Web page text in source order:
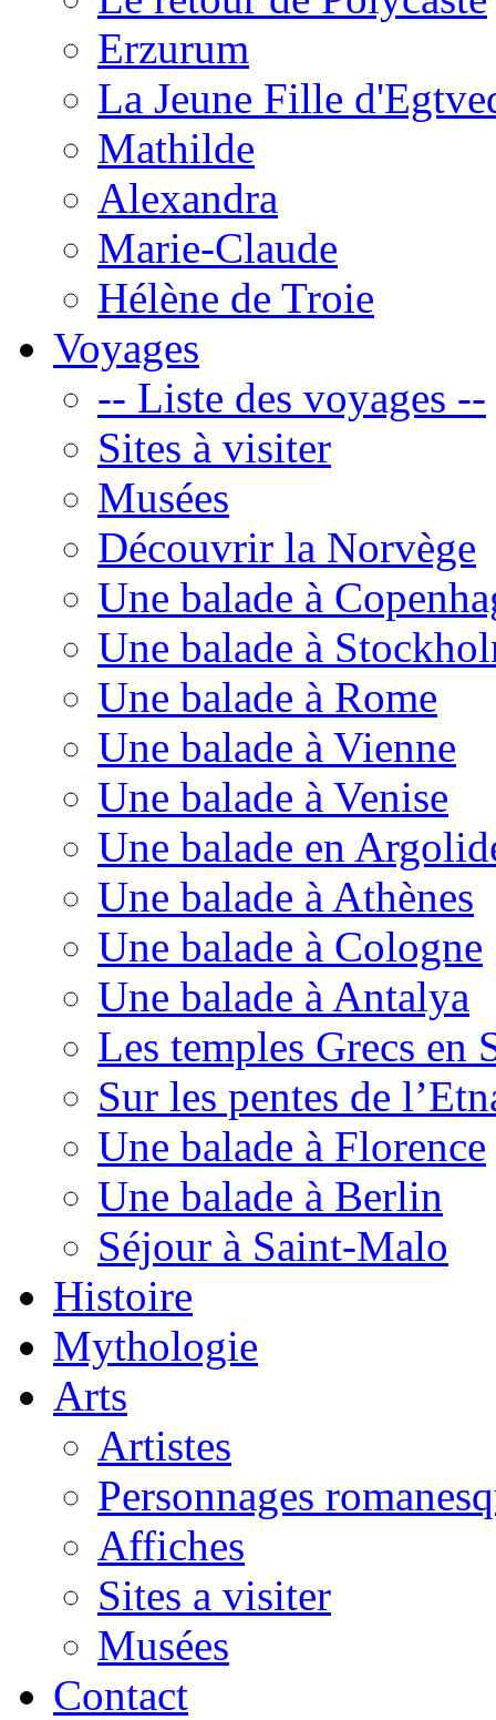
Erzurum
La Jeune Fille
Mathilde
Alexandra
Marie-Claude
Hélène de Troie
Voyages
-- Liste des voyages --
Sites à visiter
Musées
Découvrir la Norvège
Une balade à
Une balade à
Une balade à Rome
Une balade à Vienne
Une balade à Venise
Une balade en
Une balade à Athènes
Une balade à Cologne
Une balade à Antalya
Les temples Grecs en
Sur les pentes de
Une balade à Florence
Une balade à Berlin
Séjour à Saint-Malo
Histoire
Mythologie
Arts
Artistes
Personnages
Affiches
Sites a visiter
Musées
Contact